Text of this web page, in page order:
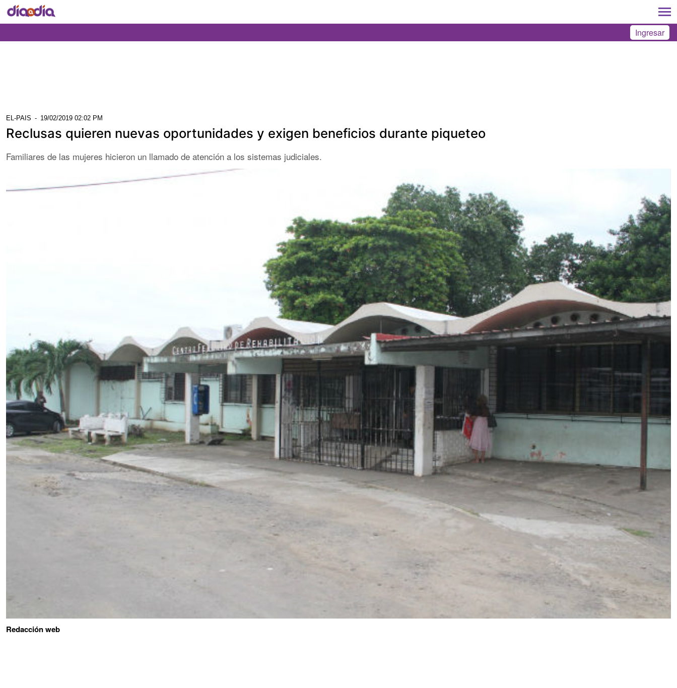
Ingresar
EL-PAIS - 19/02/2019 02:02 PM
Reclusas quieren nuevas oportunidades y exigen beneficios durante piqueteo
Familiares de las mujeres hicieron un llamado de atención a los sistemas judiciales.
Redacción web